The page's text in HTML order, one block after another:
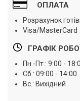
ОПЛАТА
Розрахунок
Visa/MasterCard
ГРАФІК
Пн.-Пт.: 9:00 -
Сб.: 09:00 - 14:00
Вс.: Вихідний